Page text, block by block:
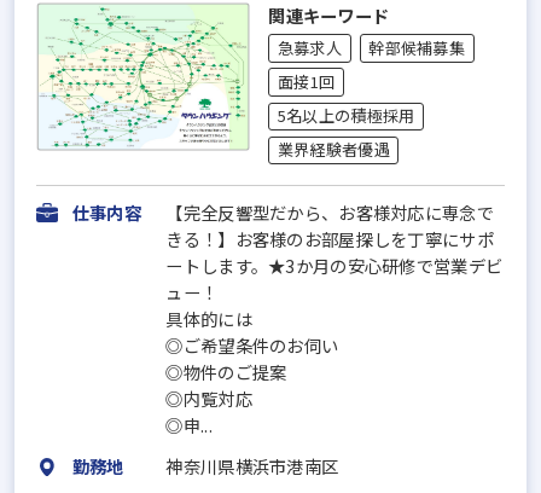
関連キーワード
急募求人
幹部候補募集
面接1回
5名以上の積極採用
業界経験者優遇
仕事内容
【完全反響型だから、お客様対応に専念で
きる！】お客様のお部屋探しを丁寧にサポ
ートします。★3か月の安心研修で営業デビ
ュー！
具体的には
◎ご希望条件のお伺い
◎物件のご提案
◎内覧対応
◎申...
勤務地
神奈川県横浜市港南区